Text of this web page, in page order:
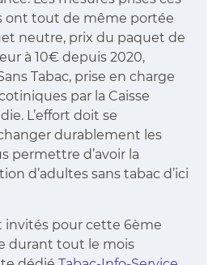
ont tout de même portée
neutre, prix du paquet de
à 10€ depuis 2020,
Tabac, prise en charge
par la Caisse
L’effort doit se
durablement les
permettre d’avoir la
d’adultes sans tabac d’ici
invités pour cette 6ème
durant tout le mois